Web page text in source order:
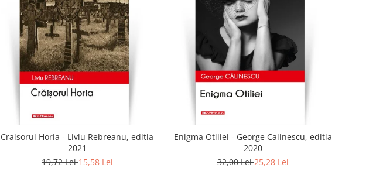
Craisorul Horia - Liviu Rebreanu, editia
2021
19,72 Lei15,58 Lei
Enigma Otiliei - George Calinescu, editia
2020
32,00 Lei25,28 Lei